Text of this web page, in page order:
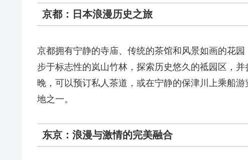
京都：日本浪漫历史之旅
京都拥有宁静的寺庙、传统的茶馆和风景如画的花
步于标志性的岚山竹林，探索历史悠久的祗园区，
晚，可以预订私人茶道，或在宁静的保津川上乘船
地之一。
东京：浪漫与激情的完美融合